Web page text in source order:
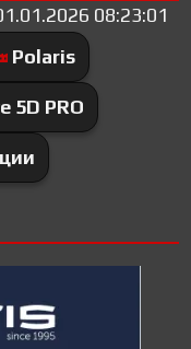
08:23:01
Polaris
5D PRO